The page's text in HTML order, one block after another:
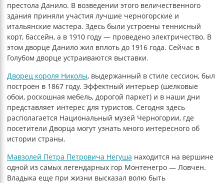
престола Данило. В возведении этого величественного
здания приняли участия лучшие черногорские и
итальянские мастера. Здесь были устроены теннисный
корт, бассейн, а в 1910 году — проведено электричество. В
этом дворце Данило жил вплоть до 1916 года. Сейчас в
Голубом дворце устраиваются выставки.
Дворец короля Николы, выдержанный в стиле сессион, был
построен в 1867 году. Эффектный интерьер (шелковые
обои, роскошная мебель, дорогой паркет) и в наши дни
представляет интерес для туристов. Сегодня здесь
располагается Национальный музей Черногории, где
посетители Дворца могут узнать много интересного об
истории страны.
Мавзолей Петра Петровича Негуша находится на вершине
одной из самых легендарных гор Монтенегро — Ловчен.
Владыка еще при жизни высказал волю быть